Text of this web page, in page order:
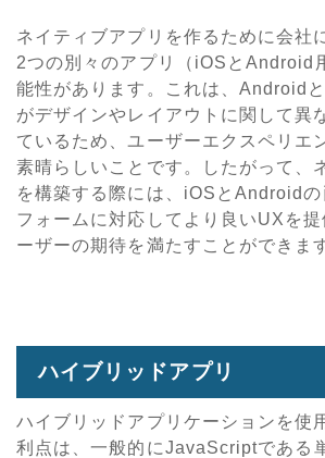
ネイティブアプリを作るために会社
2つの別々のアプリ（iOSとAndroid
能性があります。これは、Android
がデザインやレイアウトに関して異
ているため、ユーザーエクスペリエ
素晴らしいことです。したがって、
を構築する際には、iOSとAndroidの
フォームに対応してより良いUXを
ーザーの期待を満たすことができま
ハイブリッドアプリ
ハイブリッドアプリケーションを使
利点は、一般的にJavaScriptである